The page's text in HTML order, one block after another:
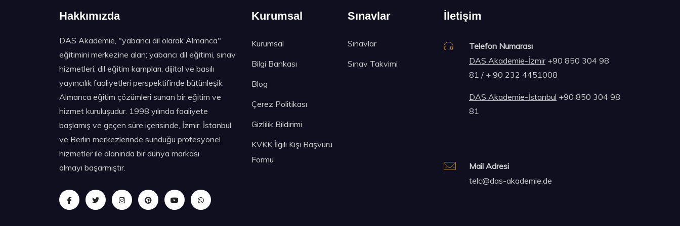
Hakkımızda
DAS Akademie, "yabancı dil olarak Almanca"
eğitimini merkezine alan; yabancı dil eğitimi, sınav
hizmetleri, dil eğitim kampları, dijital ve basılı
yayıncılık faaliyetleri perspektifinde bütünleşik
Almanca eğitim çözümleri sunan bir eğitim ve
hizmet kuruluşudur. 1998 yılında faaliyete
başlamış ve geçen süre içerisinde, İzmir, İstanbul
ve Berlin merkezlerinde sunduğu profesyonel
hizmetler ile alanında bir dünya markası
olmayı başarmıştır.
Kurumsal
Kurumsal
Bilgi Bankası
Blog
Çerez Politikası
Gizlilik Bildirimi
KVKK İlgili Kişi Başvuru
Formu
Sınavlar
Sınavlar
Sınav Takvimi
İletişim
Telefon Numarası
DAS Akademie-İzmir+90 850 304 98
81 / + 90 232 4451008
DAS Akademie-İstanbul +90 850 304 98
81
Mail Adresi
telc@das-akademie.de